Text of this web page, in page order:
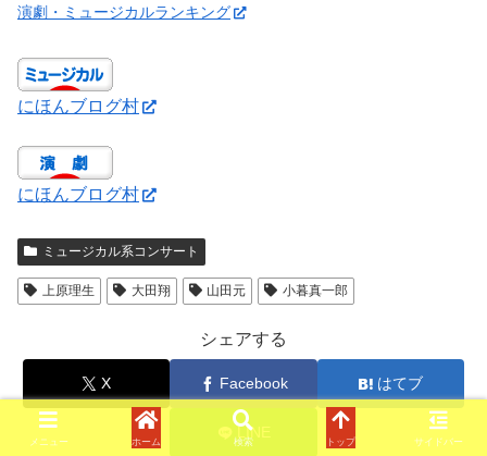
演劇・ミュージカルランキング
にほんブログ村
にほんブログ村
ミュージカル系コンサート
上原理生 大田翔 山田元 小暮真一郎
シェアする
X Facebook はてブ
LINE
メニュー ホーム 検索 トップ サイドバー